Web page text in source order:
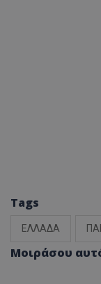
Tags
ΕΛΛΑΔΑ
Μοιράσου